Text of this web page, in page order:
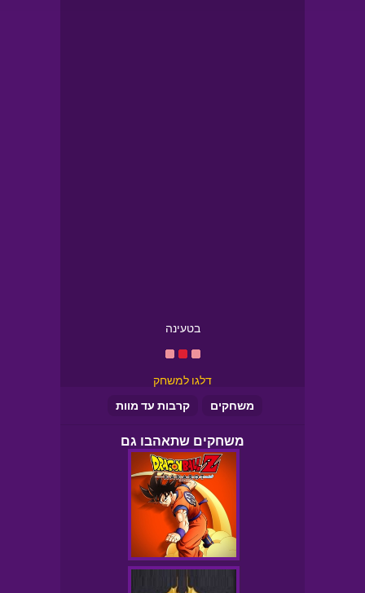
בטעינה
דלגו למשחק
משחקים
קרבות עד מוות
משחקים שתאהבו גם